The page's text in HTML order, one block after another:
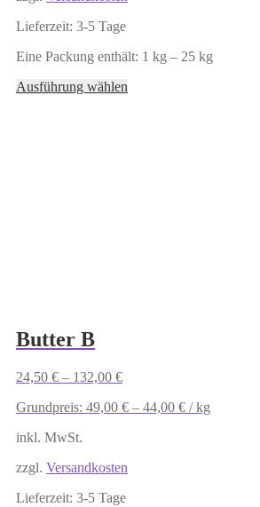
Lieferzeit: 3-5 Tage
Eine Packung enthält: 1 kg – 25 kg
Ausführung wählen
Butter B
24,50 € – 132,00 €
Grundpreis: 49,00 € – 44,00 € /kg
inkl. MwSt.
zzgl. Versandkosten
Lieferzeit: 3-5 Tage